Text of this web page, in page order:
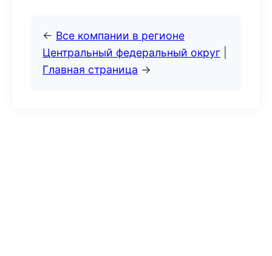
← Все компании в регионе
Центральный федеральный округ
Главная страница →